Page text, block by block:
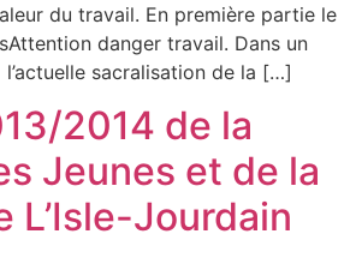
du travail. En première partie le
danger travail. Dans un
sacralisation de la […]
2014 de la
Jeunes et de la
L’Isle-Jourdain